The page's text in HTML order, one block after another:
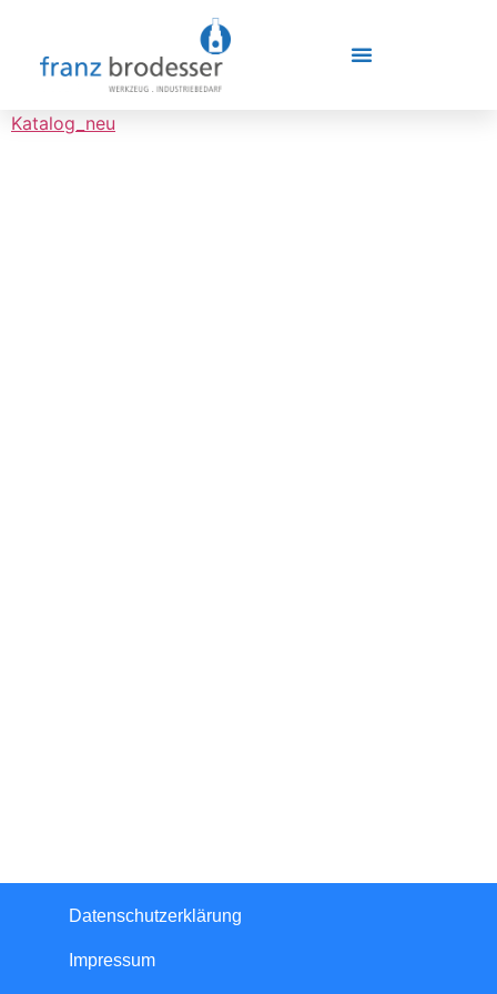
Katalog_neu
Datenschutzerklärung
Impressum